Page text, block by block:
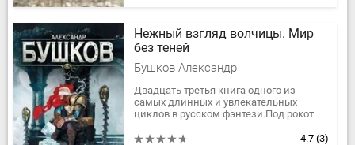
Нежный взгляд волчицы. Мир
без теней
Бушков Александр
Двадцать третья книга одного из
самых длинных и увлекательных
циклов в русском фэнтези.Под рокот
предшествовавшего уходу ларов в4.7 (3)